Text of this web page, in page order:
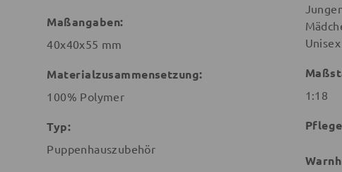
Maßangaben:
40x40x55 mm
Materialzusammensetzung:
100% Polymer
Typ:
Puppenhauszubehör
Unisex
1:18